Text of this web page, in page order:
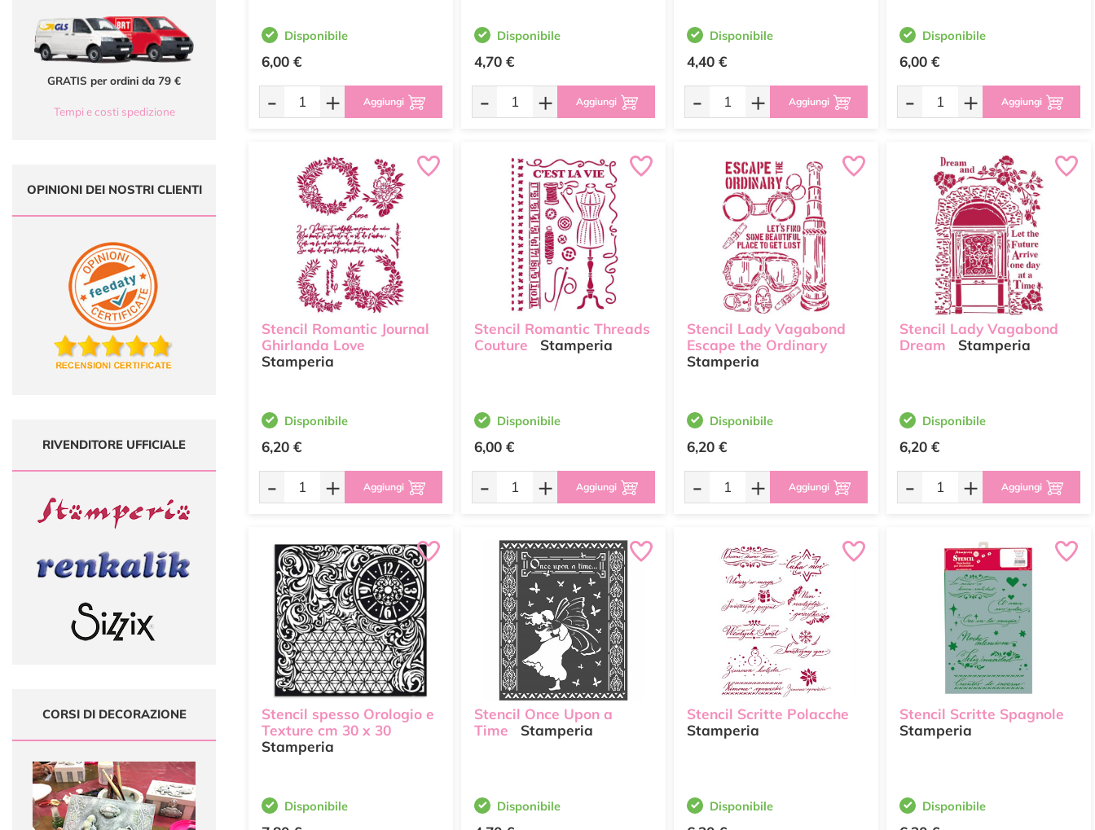
GRATIS per ordini da 79 €
Tempi e costi spedizione
OPINIONI DEI NOSTRI CLIENTI
RIVENDITORE UFFICIALE
CORSI DI DECORAZIONE
Disponibile
6,00 €
- + Aggiungi
Disponibile
4,70 €
- + Aggiungi
Disponibile
4,40 €
- + Aggiungi
Disponibile
6,00 €
- + Aggiungi
Stencil Romantic Journal
Ghirlanda Love
Stamperia
Disponibile
6,20 €
- + Aggiungi
Stencil Romantic Threads
Couture
Stamperia
Disponibile
6,00 €
- + Aggiungi
Stencil Lady Vagabond
Escape the Ordinary
Stamperia
Disponibile
6,20 €
- + Aggiungi
Stencil Lady Vagabond
Dream
Stamperia
Disponibile
6,20 €
- + Aggiungi
Stencil spesso Orologio e
Texture cm 30 x 30
Stamperia
Disponibile
Stencil Once Upon a
Time
Stamperia
Disponibile
Stencil Scritte Polacche
Stamperia
Disponibile
Stencil Scritte Spagnole
Stamperia
Disponibile